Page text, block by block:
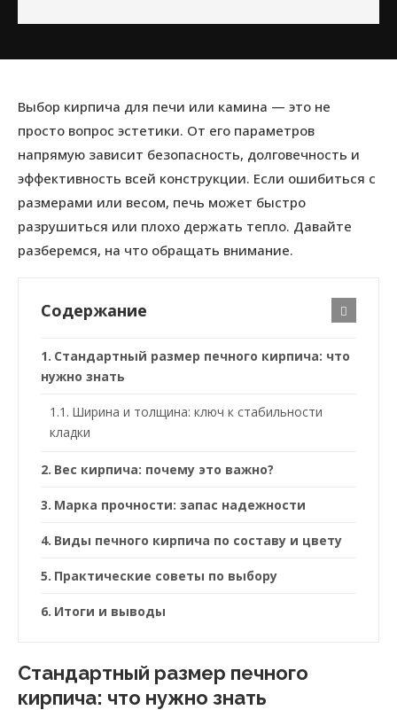
Выбор кирпича для печи или камина — это не
просто вопрос эстетики. От его параметров
напрямую зависит безопасность, долговечность и
эффективность всей конструкции. Если ошибиться с
размерами или весом, печь может быстро
разрушиться или плохо держать тепло. Давайте
разберемся, на что обращать внимание.
Содержание
Стандартный размер печного кирпича: что
нужно знать
Ширина и толщина: ключ к стабильности
кладки
Вес кирпича: почему это важно?
Марка прочности: запас надежности
Виды печного кирпича по составу и цвету
Практические советы по выбору
Итоги и выводы
Стандартный размер печного
кирпича: что нужно знать